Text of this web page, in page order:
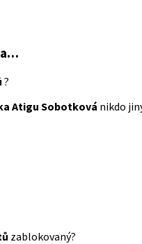
?
Atigu Sobotková nikdo
zablokovaný?